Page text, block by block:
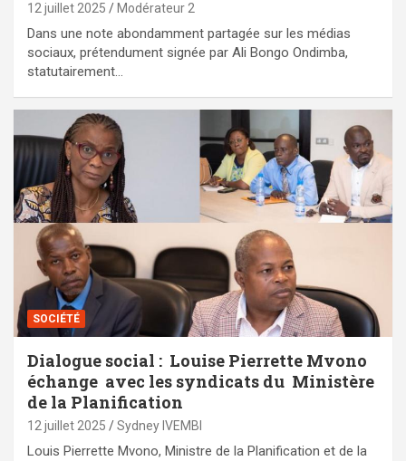
12 juillet 2025 Modérateur 2
Dans une note abondamment partagée sur les médias
sociaux, prétendument signée par Ali Bongo Ondimba,
statutairement…
SOCIÉTÉ
Dialogue social : Louise Pierrette Mvono
échange avec les syndicats du Ministère
de la Planification
12 juillet 2025 Sydney IVEMBI
Louis Pierrette Mvono, Ministre de la Planification et de la